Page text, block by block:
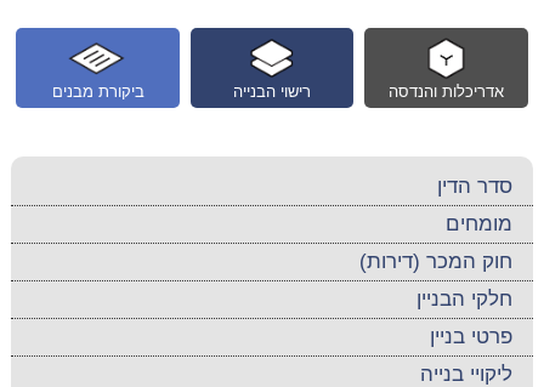
ביקורת מבנים רישוי הבנייה אדריכלות והנדסה
סדר הדין
מומחים
חוק המכר (דירות)
חלקי הבניין
פרטי בניין
ליקויי בנייה